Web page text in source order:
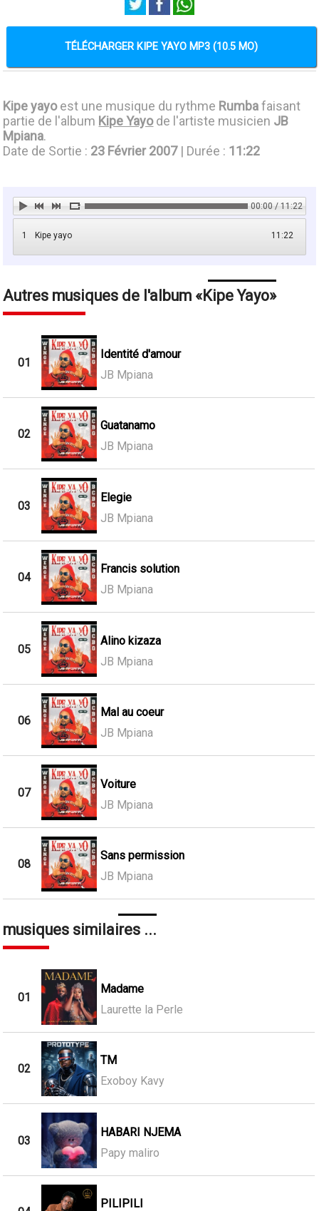
TÉLÉCHARGER KIPE YAYO MP3 (10.5 MO)
Kipe yayoest une musique du rythme Rumbafaisant
partie de l'album Kipe Yayode l'artiste musicien JB
Mpiana.
Date de Sortie : 23 Février 2007| Durée : 11:22
00:00 / 11:22
1 11:22
Kipe yayo
Autres musiques de l'album Kipe Yayo
01
Identité d'amour
JB Mpiana
02
Guatanamo
JB Mpiana
03
Elegie
JB Mpiana
04
Francis solution
JB Mpiana
05
Alino kizaza
JB Mpiana
06
Mal au coeur
JB Mpiana
07
Voiture
JB Mpiana
08
Sans permission
JB Mpiana
musiques similaires ...
01
Madame
Laurette la Perle
02
TM
Exoboy Kavy
03
HABARI NJEMA
Papy maliro
PILIPILI